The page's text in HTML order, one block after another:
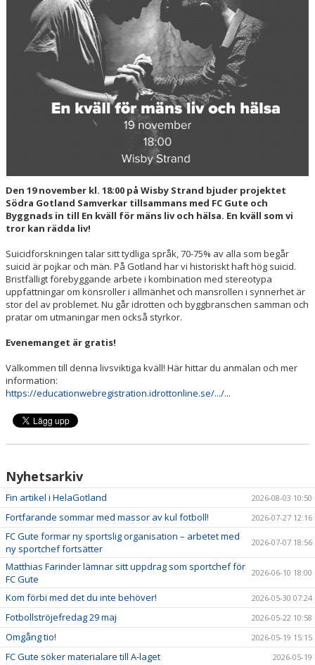
Den 19 november kl. 18:00 på Wisby Strand bjuder projektet
Södra Gotland Samverkar tillsammans med FC Gute och
Byggnads in till En kväll för mäns liv och hälsa. En kväll som vi
tror kan rädda liv!
Suicidforskningen talar sitt tydliga språk, 70-75% av alla som begår
suicid är pojkar och män. På Gotland har vi historiskt haft hög suicid.
Bristfälligt förebyggande arbete i kombination med stereotypa
uppfattningar om könsroller i allmänhet och mansrollen i synnerhet är
stor del av problemet. Nu går idrotten och byggbranschen samman och
pratar om utmaningar men också styrkor.
Evenemanget är gratis!
Välkommen till denna livsviktiga kväll! Här hittar du anmälan och mer
information:
https://educationwebregistration.idrottonline.se/.../...
Nyhetsarkiv
Fin artikel i HelaGotland 2026-08-03 10:50
Fortfarande sommar med massor av kul fotboll! 2026-07-27 12:16
FC Gute formar ny sportslig organisation – arbetet med
ny sportchef fortsätter
2026-07-07 18:56
Matthias Farinder lämnar sitt uppdrag som sportchef för
FC Gute
2026-06-10 18:00
Kom förbi med det du inte behöver! 2026-05-30 07:24
Fotbollströjefredag 29 maj 2026-05-22 10:58
Omgång tio! 2026-05-19 15:15
FC Gute söker materialare till A-laget 2026-05-19